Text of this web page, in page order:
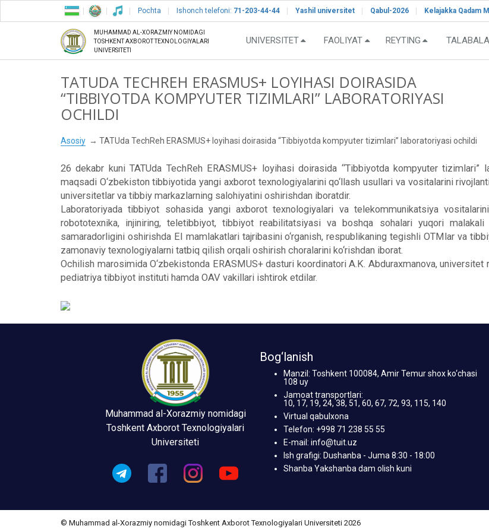
Pochta Ishonch telefoni: 71-203-44-44 Yashil universitet Qabul-2026 Kelajakka Qadam
MUHAMMAD AL-XORAZMIY NOMIDAGI
TOSHKENT AXBOROT TEXNOLOGIYALARI
UNIVERSITETI
UNIVERSITET FAOLIYAT REYTING
TATUDA TECHREH ERASMUS+ LOYIHASI DOIRASIDA
“TIBBIYOTDA KOMPYUTER TIZIMLARI” LABORATORIYASI
OCHILDI
Asosiy TATUda TechReh ERASMUS+ loyihasi doirasida “Tibbiyotda kompyuter tizimlari” laboratoriyasi ochildi
26 dekabr kuni TATUda TechReh ERASMUS+ loyihasi doirasida “Tibbiyotda kompyuter tizimlari”
maqsadi O‘zbekiston tibbiyotida yangi axborot texnologiyalarini qo‘llash usullari va vositalarini
universitetlar va tibbiy markazlarning salohiyatini oshirishdan iboratdir.
Laboratoriyada tibbiyot sohasida yangi axborot texnologiyalari va telekommunikatsiya
robototexnika, injiniring, teletibbiyot, tibbiyot reabilitatsiyasi va boshqa sohalari yuqori
samaradorligini oshirishda EI mamlakatlari tajribasini o‘rganish, respublikaning tegishli OTMlar va
zamonaviy texnologiyalarni tatbiq qilish orqali oshirish choralarini ko‘rishdan iborat.
Ochilish marosimida O‘zbekistonda ERASMUS+ dasturi koordinatori A.K. Abduraxmanova,
pediatriya tibbiyot instituti hamda OAV vakillari ishtirok etdilar.
Muhammad al-Xorazmiy nomidagi
Toshkent Axborot Texnologiyalari
Universiteti
Bog‘lanish
Manzil: Toshkent 100084, Amir Temur shox ko‘chasi
108 uy
Jamoat transportlari:
10, 17, 19, 24, 38, 51, 60, 67, 72, 93, 115, 140
Virtual qabulxona
Telefon: +998 71 238 55 55
E-mail: info@tuit.uz
Ish grafigi: Dushanba - Juma 8:30 - 18:00
Shanba Yakshanba dam olish kuni
© Muhammad al-Xorazmiy nomidagi Toshkent Axborot Texnologiyalari Universiteti 2026